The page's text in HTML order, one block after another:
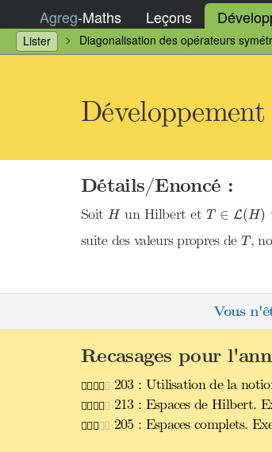
Agreg-Maths Leçons
Lister Diagonalisation des opérateurs
Détails/Enoncé :
SoitH
Hun Hilbert etT ∈ L(H)
T ∈ L(H)
suite des valeurs propres de T
T,
Vous
Recasages pour
203 : Utilisation de la
213 : Espaces de Hilbert.
205 : Espaces complets.